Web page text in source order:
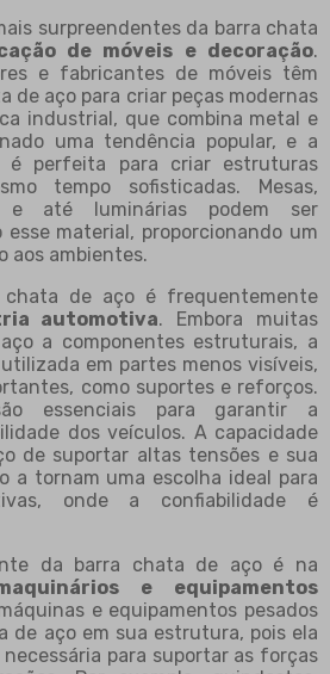
surpreendentes da barra chata
de móveis e decoração.
e fabricantes de móveis têm
de aço para criar peças modernas
industrial, que combina metal e
uma tendência popular, e a
é perfeita para criar estruturas
tempo sofisticadas. Mesas,
e até luminárias podem ser
material, proporcionando um
aos ambientes.
de aço é frequentemente
automotiva. Embora muitas
a componentes estruturais, a
em partes menos visíveis,
como suportes e reforços.
essenciais para garantir a
dos veículos. A capacidade
de suportar altas tensões e sua
a tornam uma escolha ideal para
onde a confiabilidade é
da barra chata de aço é na
e equipamentos
e equipamentos pesados
de aço em sua estrutura, pois ela
para suportar as forças